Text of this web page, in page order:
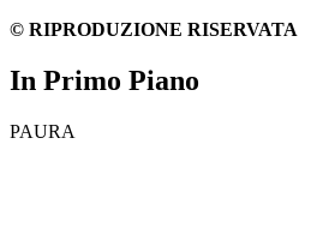
© RIPRODUZIONE RISERVATA
In Primo Piano
PAURA